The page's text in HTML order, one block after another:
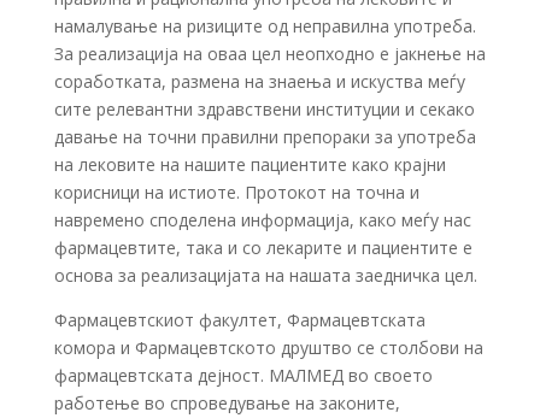
намалување на ризиците од неправилна употреба.
За реализација на оваа цел неопходно е јакнење на
соработката, размена на знаења и искуства меѓу
сите релевантни здравствени институции и секако
давање на точни правилни препораки за употреба
на лековите на нашите пациентите како крајни
корисници на истиоте. Протокот на точна и
навремено споделена информација, како меѓу нас
фармацевтите, така и со лекарите и пациентите е
основа за реализацијата на нашата заедничка цел.
Фармацевтскиот факултет, Фармацевтската
комора и Фармацевтското друштво се столбови на
фармацевтската дејност. МАЛМЕД во своето
работење во спроведување на законите,